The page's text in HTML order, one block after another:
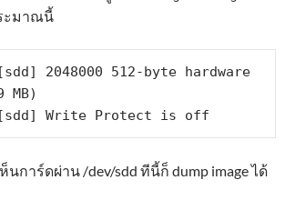
ะมาณนี้
2048000 512-byte hardware
MB)
การ์ดผ่าน /dev/sdd ทีนี้ก็ dump image ได้